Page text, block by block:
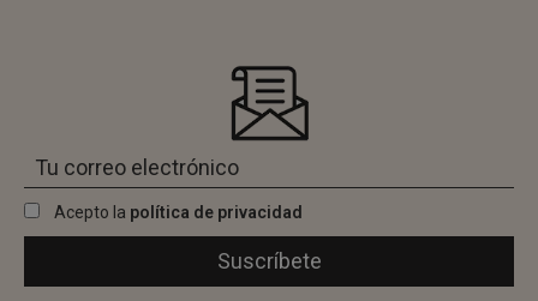
Acepto la política de privacidad